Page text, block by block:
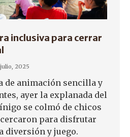
inclusiva para cerrar
2025
de animación sencilla y
ayer la explanada del
se colmó de chicos
para disfrutar
diversión y juego.